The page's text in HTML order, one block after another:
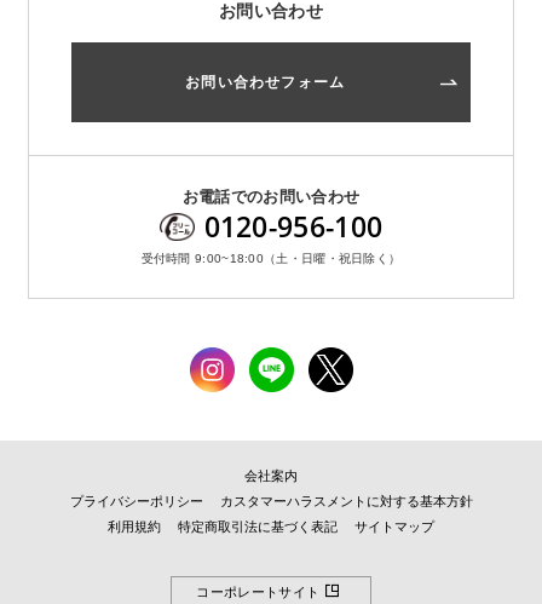
お問い合わせ
お問い合わせフォーム
お電話でのお問い合わせ
0120-956-100
受付時間 9:00~18:00（土・日曜・祝日除く）
会社案内
プライバシーポリシー
カスタマーハラスメントに対する基本方針
利用規約
特定商取引法に基づく表記 サイトマップ
コーポレートサイト